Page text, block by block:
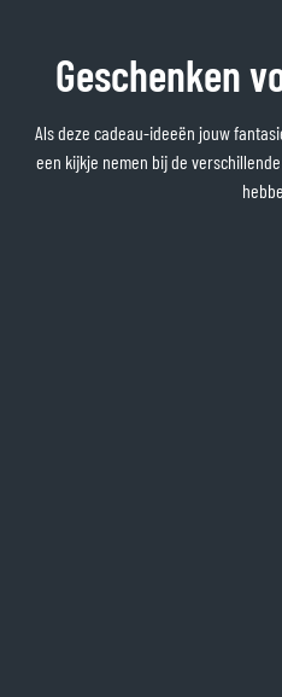
Geschenken
Als deze cadeau-ideeën jouw
een kijkje nemen bij de